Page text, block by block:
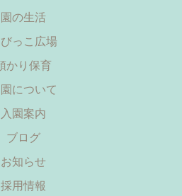
園の生活
っこ広場
かり保育
について
入園案内
ブログ
お知らせ
採用情報